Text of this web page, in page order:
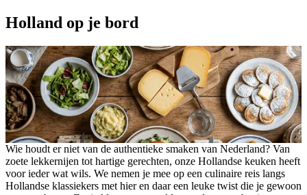
Holland op je bord
Wie houdt er niet van de authentieke smaken van Nederland? Van
zoete lekkernijen tot hartige gerechten, onze Hollandse keuken heeft
voor ieder wat wils. We nemen je mee op een culinaire reis langs
Hollandse klassiekers met hier en daar een leuke twist die je gewoon